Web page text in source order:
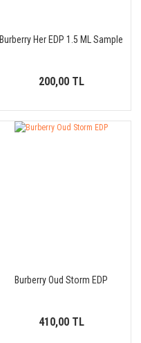
Burberry Her EDP 1.5 ML Sample
200,00 TL
Burberry Oud Storm EDP
410,00 TL